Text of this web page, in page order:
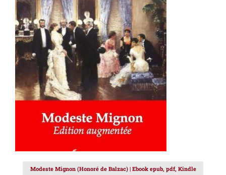
AJOUTER AU PANIER / DÉTAILS
Modeste Mignon (Honoré de Balzac) | Ebook epub, pdf, Kindle